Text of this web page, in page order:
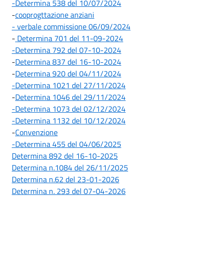
-Determina 538 del 10/07/2024
-cooprogttazione anziani
- verbale commissione 06/09/2024
- Determina 701 del 11-09-2024
-Determina 792 del 07-10-2024
-Determina 837 del 16-10-2024
-Determina 920 del 04/11/2024
-Determina 1021 del 27/11/2024
-Determina 1046 del 29/11/2024
-Determina 1073 del 02/12/2024
-Determina 1132 del 10/12/2024
-Convenzione
-Determina 455 del 04/06/2025
Determina 892 del 16-10-2025
Determina n.1084 del 26/11/2025
Determina n.62 del 23-01-2026
Determina n. 293 del 07-04-2026